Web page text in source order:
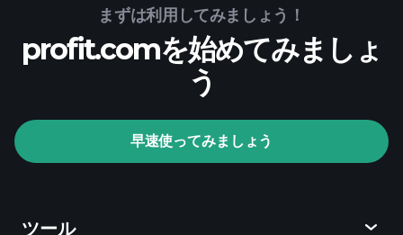
Playtrade Tournaments
推奨証券
会社
AIによる日々の市場インサイト
まずは利用してみましょう！
profit.comを始めてみましょ
う
早速使ってみましょう
ツール